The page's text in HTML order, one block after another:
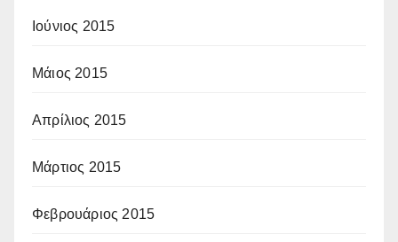
Ιούνιος 2015
Μάιος 2015
Απρίλιος 2015
Μάρτιος 2015
Φεβρουάριος 2015